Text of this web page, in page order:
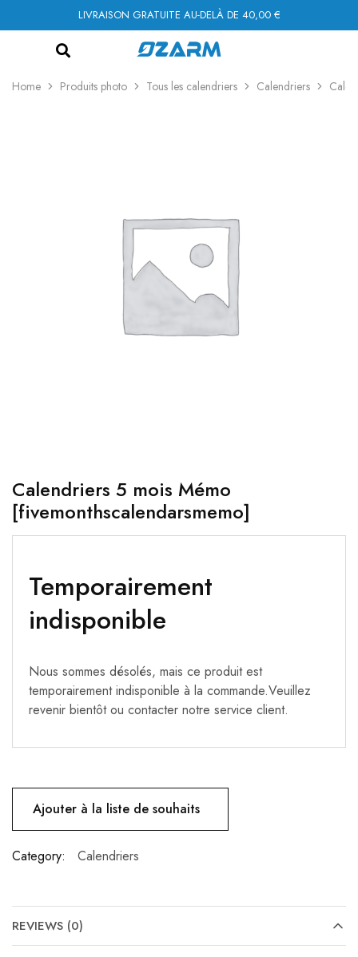
LIVRAISON GRATUITE AU-DELÀ DE 40,00 €
Home Produits photo Tous les calendriers Calendriers
Calendriers 5 mois Mémo
[fivemonthscalendarsmemo]
Temporairement
indisponible
Nous sommes désolés, mais ce produit est
temporairement indisponible à la commande.Veuillez
revenir bientôt ou contacter notre service client.
Ajouter à la liste de souhaits
Category: Calendriers
REVIEWS (0)